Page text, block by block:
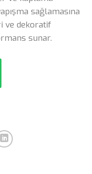
sağlamasına
ve dekoratif
sunar.